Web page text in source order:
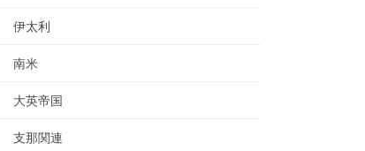
伊太利
南米
大英帝国
支那関連